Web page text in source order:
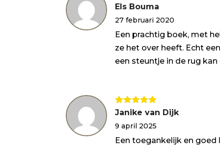
Gewaardeerd
Els Bouma
27 februari 2020
Een prachtig boek, met
ze het over heeft. Echt
een steuntje in de rug kan
Gewaardeerd
Janike van Dijk
9 april 2025
Een toegankelijk en